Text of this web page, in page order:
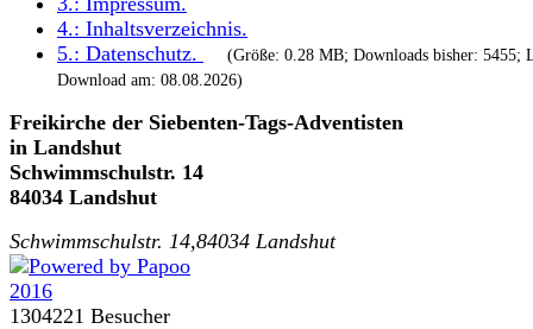
4.: Inhaltsverzeichnis.
5.: Datenschutz.
(Größe: 0.28 MB; Downloads bisher: 5455;
Download am: 08.08.2026)
Freikirche der Siebenten-Tags-Adventisten
in Landshut
Schwimmschulstr. 14
84034 Landshut
Schwimmschulstr. 14,84034 Landshut
1304221 Besucher